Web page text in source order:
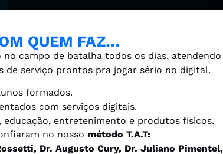
QUEM FAZ…
campo de batalha todos os dias, atendendo
de serviço prontos pra jogar sério no digital.
formados.
com serviços digitais.
entretenimento e produtos físicos.
no nosso método T.A.T:
Dr. Augusto Cury, Dr. Juliano Pimentel,